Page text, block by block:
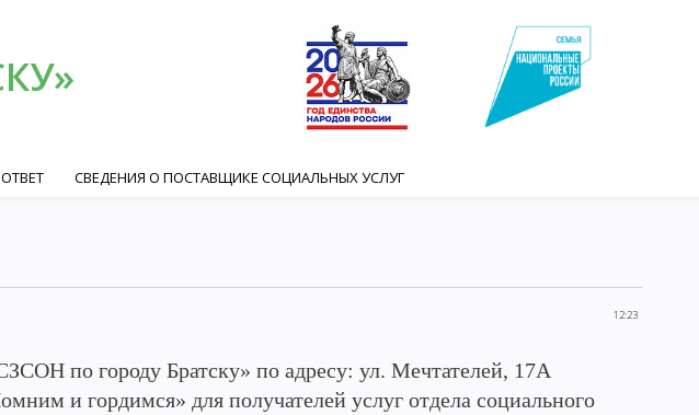
СВЕДЕНИЯ О ПОСТАВЩИКЕ СОЦИАЛЬНЫХ УСЛУГ
12:23
по городу Братску» по адресу: ул. Мечтателей, 17А
и гордимся» для получателей услуг отдела социального